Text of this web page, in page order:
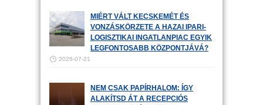
MIÉRT VÁLT KECSKEMÉT ÉS
VONZÁSKÖRZETE A HAZAI IPARI-
LOGISZTIKAI INGATLANPIAC EGYIK
LEGFONTOSABB KÖZPONTJÁVÁ?
2026-07-21
NEM CSAK PAPÍRHALOM: ÍGY
ALAKÍTSD ÁT A RECEPCIÓS